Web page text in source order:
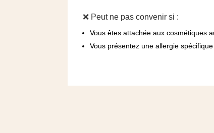
❌ Peut ne pas convenir si :
Vous êtes attachée aux cosmétiques
Vous présentez une allergie